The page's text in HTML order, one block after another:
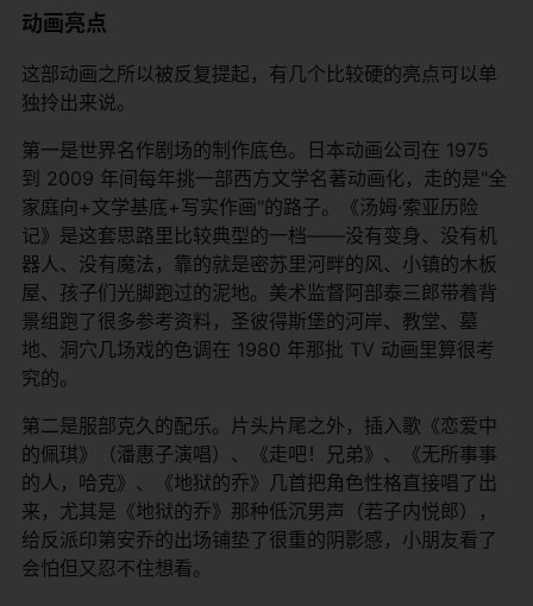
动画亮点
这部动画之所以被反复提起，有几个比较硬的亮点可以单
独拎出来说。
第一是世界名作剧场的制作底色。日本动画公司在 1975
到 2009 年间每年挑一部西方文学名著动画化，走的是"全
家庭向+文学基底+写实作画"的路子。《汤姆·索亚历险
记》是这套思路里比较典型的一档——没有变身、没有机
器人、没有魔法，靠的就是密苏里河畔的风、小镇的木板
屋、孩子们光脚跑过的泥地。美术监督阿部泰三郎带着背
景组跑了很多参考资料，圣彼得斯堡的河岸、教堂、墓
地、洞穴几场戏的色调在 1980 年那批 TV 动画里算很考
究的。
第二是服部克久的配乐。片头片尾之外，插入歌《恋爱中
的佩琪》（潘惠子演唱）、《走吧！兄弟》、《无所事事
的人，哈克》、《地狱的乔》几首把角色性格直接唱了出
来，尤其是《地狱的乔》那种低沉男声（若子内悦郎），
给反派印第安乔的出场铺垫了很重的阴影感，小朋友看了
会怕但又忍不住想看。